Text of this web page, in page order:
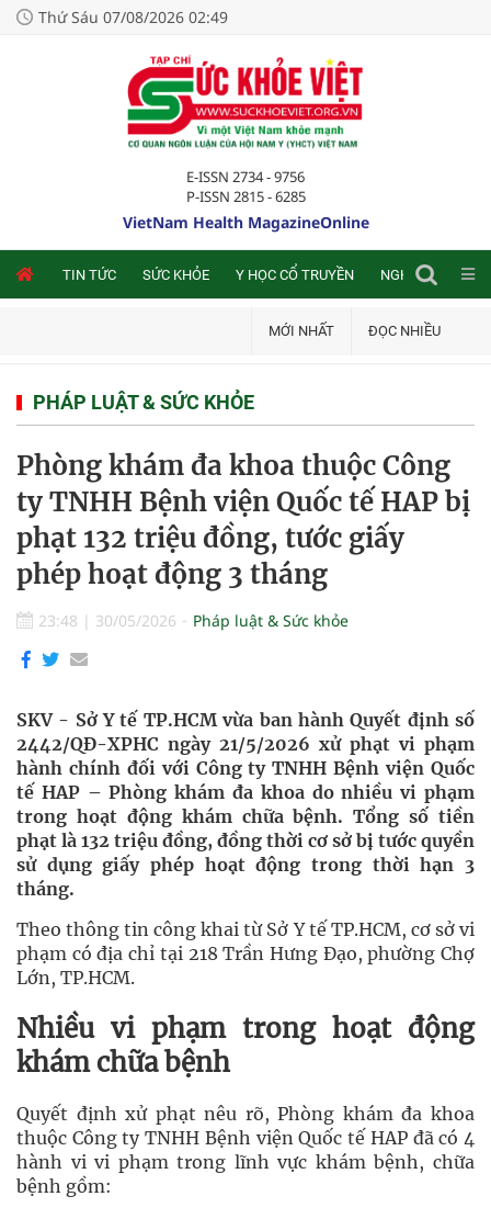
Thứ Sáu 07/08/2026 02:49
E-ISSN 2734 - 9756
P-ISSN 2815 - 6285
VietNam Health MagazineOnline
TIN TỨC SỨC KHỎE Y HỌC CỔ TRUYỀN NGHIÊN CỨU
MỚI NHẤT ĐỌC NHIỀU
PHÁP LUẬT & SỨC KHỎE
Phòng khám đa khoa thuộc Công
ty TNHH Bệnh viện Quốc tế HAP bị
phạt 132 triệu đồng, tước giấy
phép hoạt động 3 tháng
23:48 | 30/05/2026 Pháp luật & Sức khỏe
SKV - Sở Y tế TP.HCM vừa ban hành Quyết định số
2442/QĐ-XPHC ngày 21/5/2026 xử phạt vi phạm
hành chính đối với Công ty TNHH Bệnh viện Quốc
tế HAP – Phòng khám đa khoa do nhiều vi phạm
trong hoạt động khám chữa bệnh. Tổng số tiền
phạt là 132 triệu đồng, đồng thời cơ sở bị tước quyền
sử dụng giấy phép hoạt động trong thời hạn 3
tháng.
Theo thông tin công khai từ Sở Y tế TP.HCM, cơ sở vi
phạm có địa chỉ tại 218 Trần Hưng Đạo, phường Chợ
Lớn, TP.HCM.
Nhiều vi phạm trong hoạt động
khám chữa bệnh
Quyết định xử phạt nêu rõ, Phòng khám đa khoa
thuộc Công ty TNHH Bệnh viện Quốc tế HAP đã có 4
hành vi vi phạm trong lĩnh vực khám bệnh, chữa
bệnh gồm: